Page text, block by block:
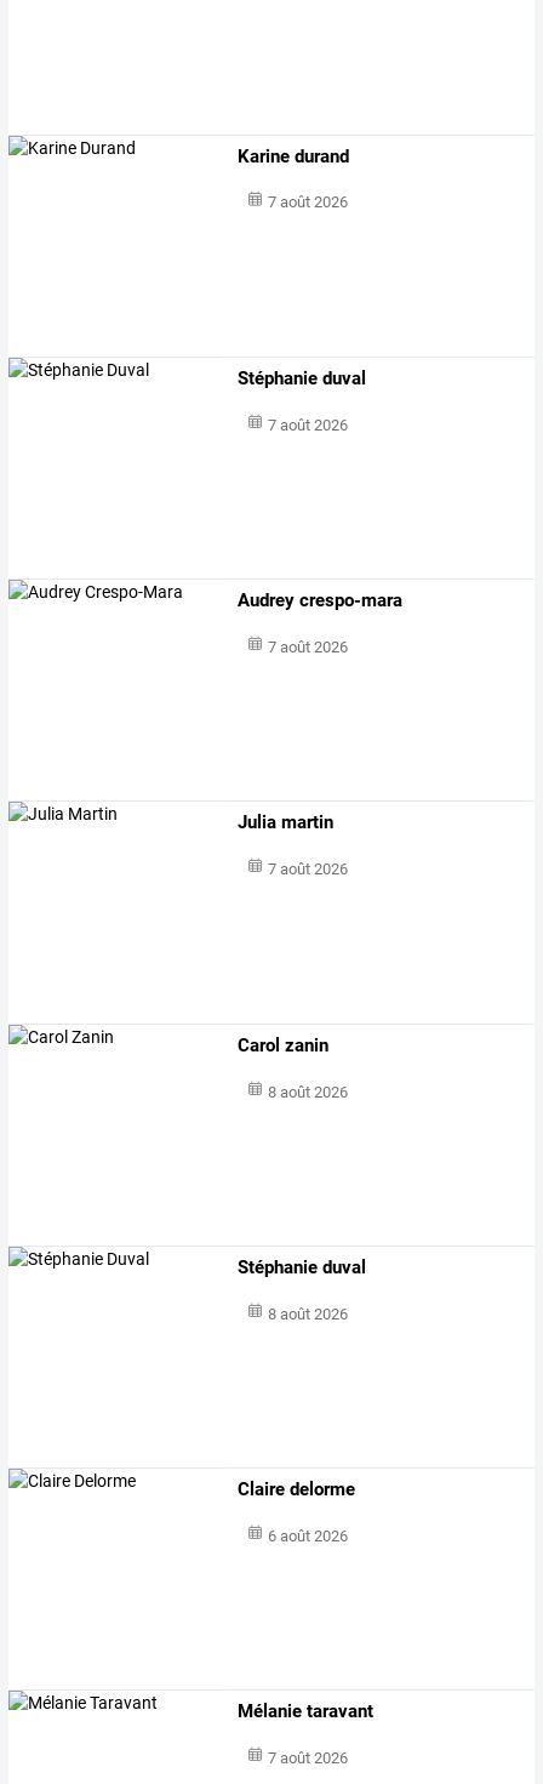
Karine durand
7 août 2026
Stéphanie duval
7 août 2026
Audrey crespo-mara
7 août 2026
Julia martin
7 août 2026
Carol zanin
8 août 2026
Stéphanie duval
8 août 2026
Claire delorme
6 août 2026
Mélanie taravant
7 août 2026